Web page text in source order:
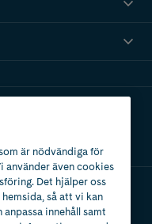
är nödvändiga för
använder även cookies
Det hjälper oss
så att vi kan
innehåll samt